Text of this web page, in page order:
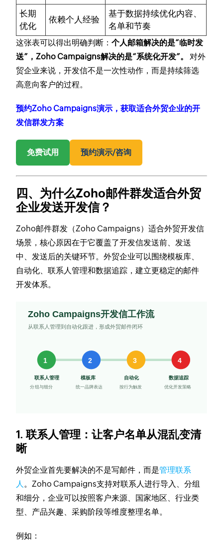
长期
优化
依赖个人经验
基于数据持续优化内容、
名单和节奏
这张表可以得出明确判断：个人邮箱解决的是“临时发
送”，Zoho Campaigns解决的是“系统化开发”。
对外
贸企业来说，开发信不是一次性动作，而是持续筛选
高意向客户的过程。
预约Zoho Campaigns演示，获取适合外贸企业的开
发信群发方案
免费试用 预约演示/咨询
四、为什么Zoho邮件群发适合外贸
企业发送开发信？
Zoho邮件群发（Zoho Campaigns）适合外贸开发信
场景，核心原因在于它覆盖了开发信发送前、发送
中、发送后的关键环节。外贸企业可以围绕模板库、
自动化、联系人管理和数据追踪，建立更稳定的邮件
开发体系。
1. 联系人管理：让客户名单从混乱变清
晰
外贸企业首先要解决的不是写邮件，而是管理联系
人。Zoho Campaigns支持对联系人进行导入、分组
和细分，企业可以按照客户来源、国家地区、行业类
型、产品兴趣、采购阶段等维度整理名单。
例如：